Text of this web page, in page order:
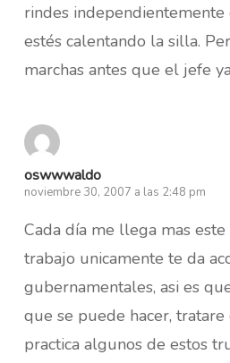
rindes independientemente
estés calentando la silla.
marchas antes que el jefe
oswwwaldo
noviembre 30, 2007 a las 2:48 pm
Cada día me llega mas
trabajo unicamente te da
gubernamentales, asi es
que se puede hacer,
practica algunos de estos